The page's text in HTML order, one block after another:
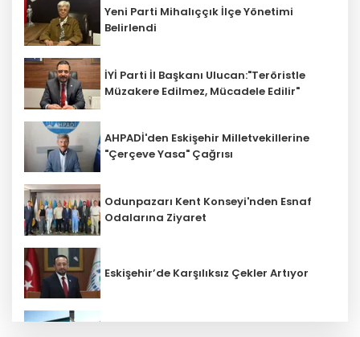
Yeni Parti Mihalıççık İlçe Yönetimi
Belirlendi
İYİ Parti İl Başkanı Ulucan:"Teröristle
Müzakere Edilmez, Mücadele Edilir"
AHPADİ'den Eskişehir Milletvekillerine
"Çerçeve Yasa" Çağrısı
Odunpazarı Kent Konseyi'nden Esnaf
Odalarına Ziyaret
Eskişehir’de Karşılıksız Çekler Artıyor